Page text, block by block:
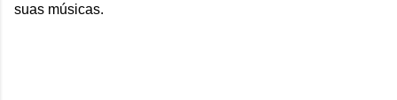
suas músicas.